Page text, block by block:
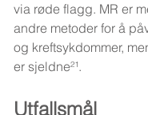
via røde flagg. MR er
andre metoder for å
og kreftsykdommer,
er sjeldne²¹.
Utfallsmål